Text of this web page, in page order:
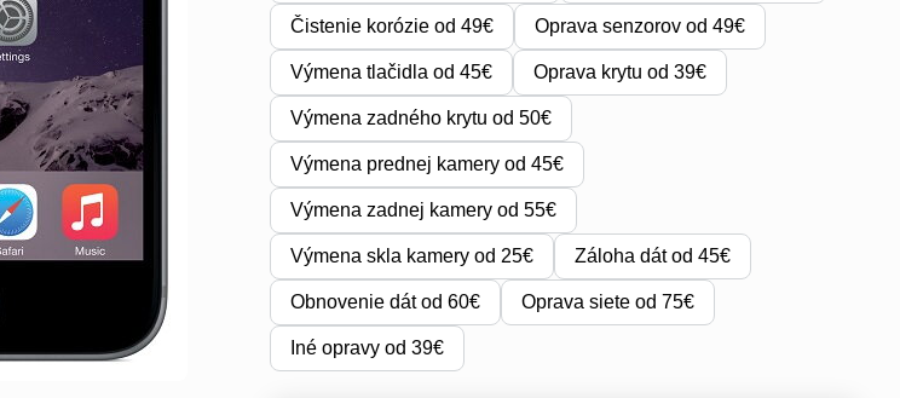
Čistenie korózie od 49€ Oprava senzorov od 49€
Výmena tlačidla od 45€ Oprava krytu od 39€
Výmena zadného krytu od 50€
Výmena prednej kamery od 45€
Výmena zadnej kamery od 55€
Výmena skla kamery od 25€ Záloha dát od 45€
Obnovenie dát od 60€ Oprava siete od 75€
Iné opravy od 39€